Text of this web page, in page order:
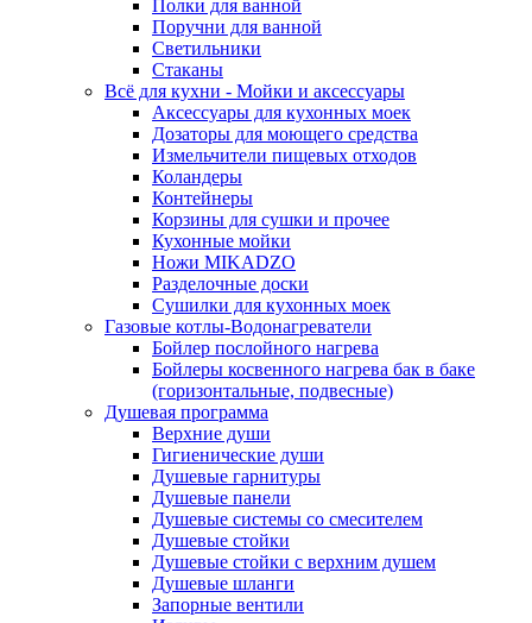
Полки для ванной
Поручни для ванной
Светильники
Стаканы
Всё для кухни - Мойки и аксессуары
Аксессуары для кухонных моек
Дозаторы для моющего средства
Измельчители пищевых отходов
Коландеры
Контейнеры
Корзины для сушки и прочее
Кухонные мойки
Ножи MIKADZO
Разделочные доски
Сушилки для кухонных моек
Газовые котлы-Водонагреватели
Бойлер послойного нагрева
Бойлеры косвенного нагрева бак в баке
(горизонтальные, подвесные)
Душевая программа
Верхние души
Гигиенические души
Душевые гарнитуры
Душевые панели
Душевые системы со смесителем
Душевые стойки
Душевые стойки с верхним душем
Душевые шланги
Запорные вентили